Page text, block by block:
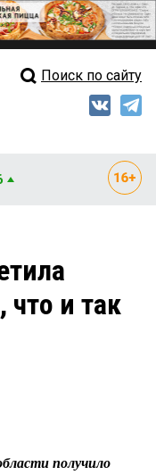
выпуск
Поиск по сайту
и так
получило